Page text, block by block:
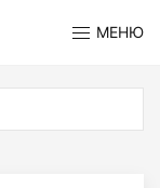
МЕНЮ